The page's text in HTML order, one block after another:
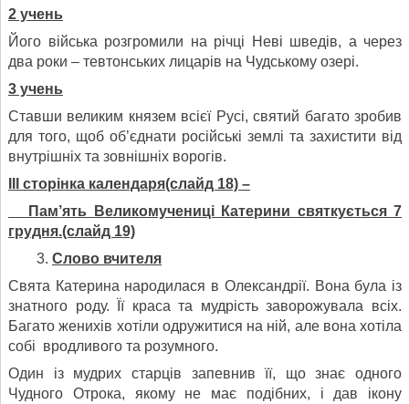
2 учень
Його війська розгромили на річці Неві шведів, а через
два роки – тевтонських лицарів на Чудському озері.
3 учень
Ставши великим князем всієї Русі, святий багато зробив
для того, щоб об’єднати російські землі та захистити від
внутрішніх та зовнішніх ворогів.
ІІІ сторінка календаря(слайд 18) –
Пам’ять Великомучениці Катерини святкується 7
грудня.(слайд 19)
Слово вчителя
Свята Катерина народилася в Олександрії. Вона була із
знатного роду. Її краса та мудрість заворожувала всіх.
Багато женихів хотіли одружитися на ній, але вона хотіла
собі вродливого та розумного.
Один із мудрих старців запевнив її, що знає одного
Чудного Отрока, якому не має подібних, і дав ікону